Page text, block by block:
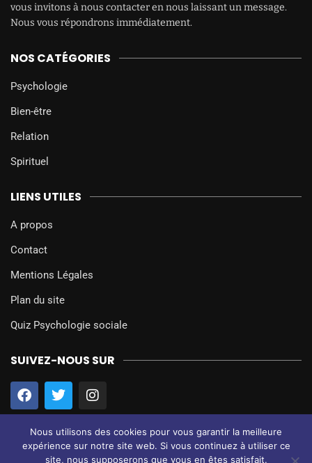
vous invitons à nous contacter en nous laissant un message.
Nous vous répondrons immédiatement.
NOS CATÉGORIES
Psychologie
Bien-être
Relation
Spirituel
LIENS UTILES
A propos
Contact
Mentions Légales
Plan du site
Quiz Psychologie sociale
SUIVEZ-NOUS SUR
Nous utilisons des cookies pour vous garantir la meilleure
expérience sur notre site web. Si vous continuez à utiliser ce
site, nous supposerons que vous en êtes satisfait.